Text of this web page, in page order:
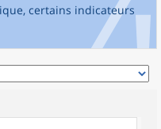
certains indicateurs